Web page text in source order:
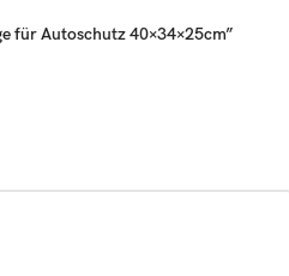
für Autoschutz 40×34×25cm”